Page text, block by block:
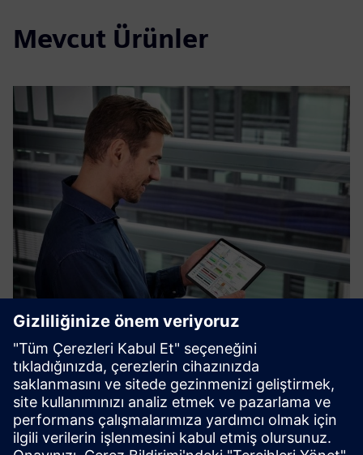
Mevcut Ürünler
ROMES
ROMES is the Rohde & Schwarz universal software platform
for network engineering, optimization, and
troubleshooting.